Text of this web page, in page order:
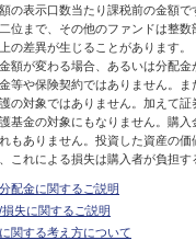
の表示口数当たり課税前の金額で
位まで、その他のファンドは整数
の差異が生じることがあります。
額が変わる場合、あるいは分配
等や保険契約ではありません。ま
の対象ではありません。加えて証
基金の対象にもなりません。購
もありません。投資した資産の
これによる損失は購入者が負担す
配金に関するご説明
失に関するご説明
関する考え方について